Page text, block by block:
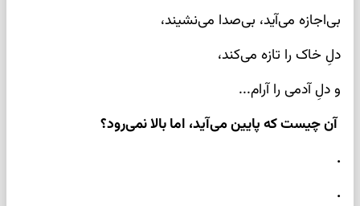
بی‌اجازه می‌آید، بی‌صدا می‌نشیند،
دلِ خاک را تازه می‌کند،
و دلِ آدمی را آرام...
آن چیست که پایین می‌آید، اما بالا نمی‌رود؟
.
.